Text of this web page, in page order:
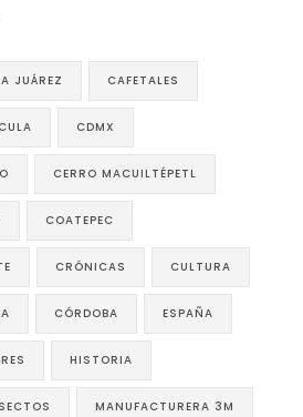
JUÁREZ CAFETALES
CDMX
CERRO MACUILTÉPETL
COATEPEC
CRÓNICAS CULTURA
CÓRDOBA ESPAÑA
HISTORIA
MANUFACTURERA 3M